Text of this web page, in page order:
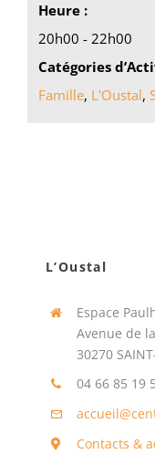
Heure :
20h00 - 22h00
Catégories
Famille, L'Oustal,
L’Oustal
Espace
Avenue de
30270
04 66 85 19
Contacts &